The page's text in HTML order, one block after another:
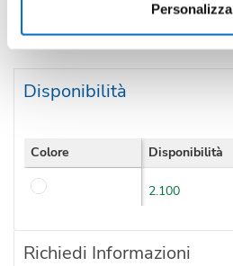
Personalizza
Disponibilità
Colore Disponibilità
2.100
Richiedi Informazioni